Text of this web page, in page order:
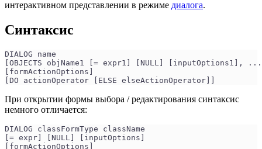
интерактивном представлении в режиме диалога.
Синтаксис
DIALOG name
[OBJECTS objName1 [= expr1] [NULL] [inputOptions1],
[formActionOptions]
[DO actionOperator [ELSE elseActionOperator]]
При открытии формы выбора / редактирования синтаксис
немного отличается:
DIALOG classFormType className
[= expr] [NULL] [inputOptions]
[formActionOptions]